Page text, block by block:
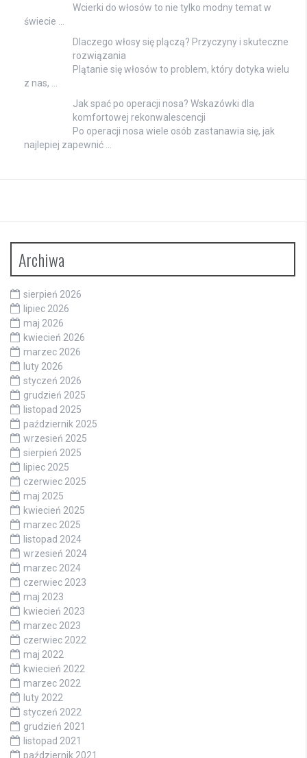
Wcierki do włosów to nie tylko modny temat w
świecie …
Dlaczego włosy się plączą? Przyczyny i skuteczne
rozwiązania
Plątanie się włosów to problem, który dotyka wielu
z nas, …
Jak spać po operacji nosa? Wskazówki dla
komfortowej rekonwalescencji
Po operacji nosa wiele osób zastanawia się, jak
najlepiej zapewnić …
Archiwa
sierpień 2026
lipiec 2026
maj 2026
kwiecień 2026
marzec 2026
luty 2026
styczeń 2026
grudzień 2025
listopad 2025
październik 2025
wrzesień 2025
sierpień 2025
lipiec 2025
czerwiec 2025
maj 2025
kwiecień 2025
marzec 2025
listopad 2024
wrzesień 2024
marzec 2024
czerwiec 2023
maj 2023
kwiecień 2023
marzec 2023
czerwiec 2022
maj 2022
kwiecień 2022
marzec 2022
luty 2022
styczeń 2022
grudzień 2021
listopad 2021
październik 2021